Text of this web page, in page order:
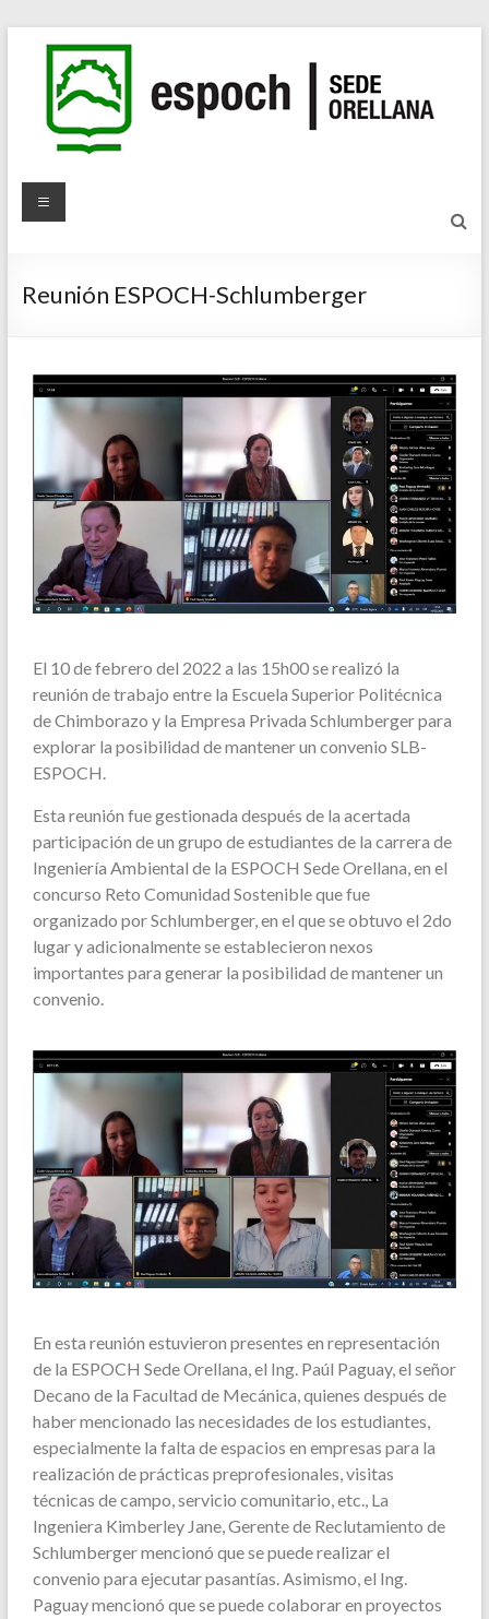
Reunión ESPOCH-Schlumberger
El 10 de febrero del 2022 a las 15h00 se realizó la
reunión de trabajo entre la Escuela Superior Politécnica
de Chimborazo y la Empresa Privada Schlumberger para
explorar la posibilidad de mantener un convenio SLB-
ESPOCH.
Esta reunión fue gestionada después de la acertada
participación de un grupo de estudiantes de la carrera de
Ingeniería Ambiental de la ESPOCH Sede Orellana, en el
concurso Reto Comunidad Sostenible que fue
organizado por Schlumberger, en el que se obtuvo el 2do
lugar y adicionalmente se establecieron nexos
importantes para generar la posibilidad de mantener un
convenio.
En esta reunión estuvieron presentes en representación
de la ESPOCH Sede Orellana, el Ing. Paúl Paguay, el señor
Decano de la Facultad de Mecánica, quienes después de
haber mencionado las necesidades de los estudiantes,
especialmente la falta de espacios en empresas para la
realización de prácticas preprofesionales, visitas
técnicas de campo, servicio comunitario, etc., La
Ingeniera Kimberley Jane, Gerente de Reclutamiento de
Schlumberger mencionó que se puede realizar el
convenio para ejecutar pasantías. Asimismo, el Ing.
Paguay mencionó que se puede colaborar en proyectos